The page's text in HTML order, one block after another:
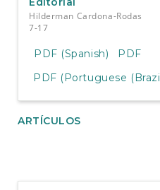
Hilderman Cardona-Rodas
7-17
PDF (Spanish)
PDF
PDF (Portuguese
ARTÍCULOS